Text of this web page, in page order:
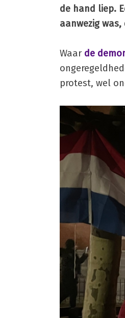
de hand liep.
aanwezig
Waar de
protest, wel